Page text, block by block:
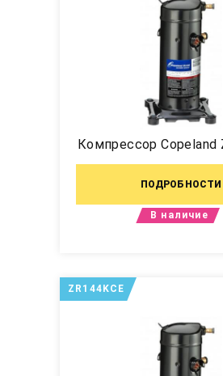
Компрессор Copeland
ПОДРОБНОСТИ
В наличие
ZR144KCE